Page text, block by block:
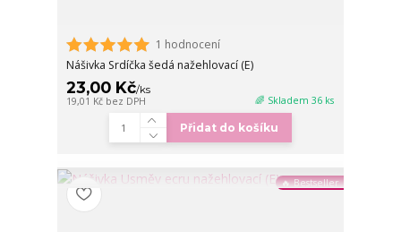
1 hodnocení
Nášivka Srdíčka šedá nažehlovací (E)
23,00 Kč/ks
19,01 Kč bez DPH 🌈 Skladem 36 ks
Přidat do košíku
🔥 Bestseller